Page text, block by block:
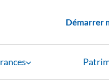
Démarrer